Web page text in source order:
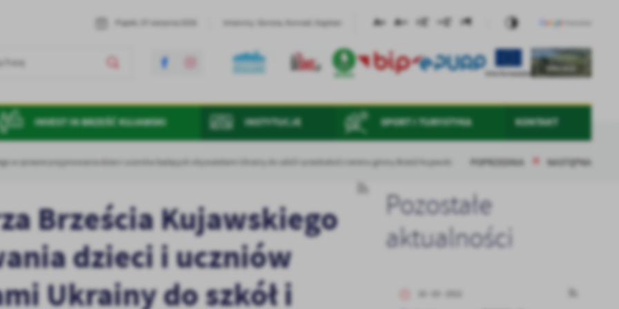
Piątek, 07 sierpnia 2026 Imieniny: Dorota, Konrad, Kajetan
INVEST IN BRZEŚĆ KUJAWSKI INSTYTUCJE SPORT I TURYSTYKA KONTAKT
w sprawie przyjmowania dzieci i uczniów będących obywatelami Ukrainy do szkół i przedszkoli z terenu gminy Brześć Kujawski POPRZEDNIA NASTĘPNA
Brześcia Kujawskiego
dzieci i uczniów
Ukrainy do szkół i
Pozostałe
aktualności